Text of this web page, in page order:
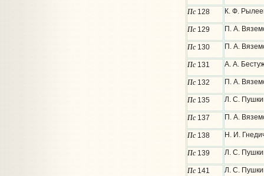
Пс 128 К. Ф.
Пс 129 П. А.
Пс 130 П. А.
Пс 131 А. А.
Пс 132 П. А.
Пс 135 Л. С.
Пс 137 П. А.
Пс 138 Н. И.
Пс 139 Л. С.
Пс 141 Л. С.